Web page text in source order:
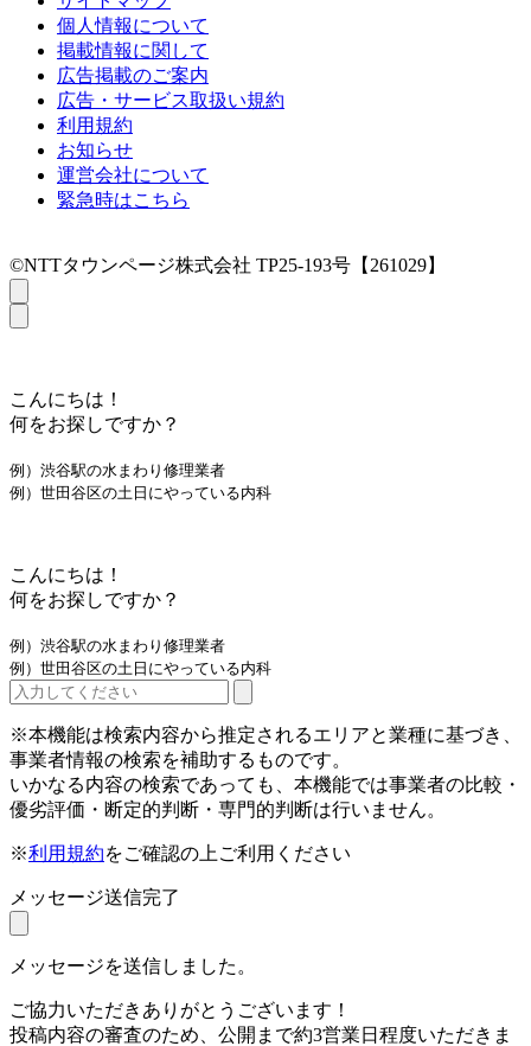
個人情報について
掲載情報に関して
広告掲載のご案内
広告・サービス取扱い規約
利用規約
お知らせ
運営会社について
緊急時はこちら
©NTTタウンページ株式会社 TP25-193号【261029】
こんにちは！
何をお探しですか？
例）渋谷駅の水まわり修理業者
例）世田谷区の土日にやっている内科
こんにちは！
何をお探しですか？
例）渋谷駅の水まわり修理業者
例）世田谷区の土日にやっている内科
※本機能は検索内容から推定されるエリアと業種に基づき、
事業者情報の検索を補助するものです。
いかなる内容の検索であっても、本機能では事業者の比較・
優劣評価・断定的判断・専門的判断は行いません。
※利用規約をご確認の上ご利用ください
メッセージ送信完了
メッセージを送信しました。
ご協力いただきありがとうございます！
投稿内容の審査のため、公開まで約3営業日程度いただきま